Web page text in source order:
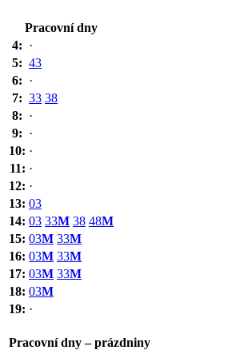
Pracovní dny
4: ·
5: 43
6: ·
7: 33 38
8: ·
9: ·
10: ·
11: ·
12: ·
13: 03
14: 03 33M 38 48M
15: 03M 33M
16: 03M 33M
17: 03M 33M
18: 03M
19: ·
Pracovní dny – prázdniny